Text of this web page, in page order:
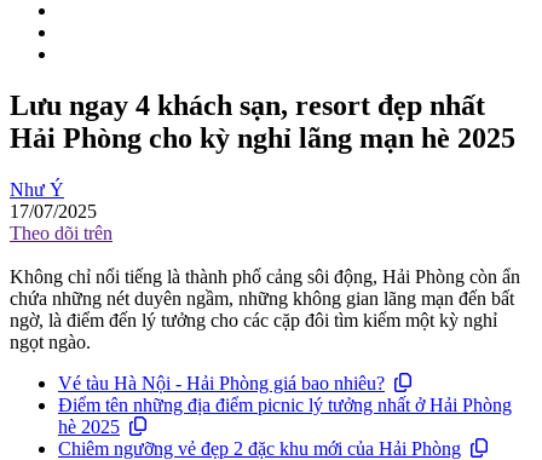
Lưu ngay 4 khách sạn, resort đẹp nhất
Hải Phòng cho kỳ nghỉ lãng mạn hè 2025
Như Ý
17/07/2025
Theo dõi trên
Không chỉ nổi tiếng là thành phố cảng sôi động, Hải Phòng còn ẩn
chứa những nét duyên ngầm, những không gian lãng mạn đến bất
ngờ, là điểm đến lý tưởng cho các cặp đôi tìm kiếm một kỳ nghỉ
ngọt ngào.
Vé tàu Hà Nội - Hải Phòng giá bao nhiêu?
Điểm tên những địa điểm picnic lý tưởng nhất ở Hải Phòng
hè 2025
Chiêm ngưỡng vẻ đẹp 2 đặc khu mới của Hải Phòng